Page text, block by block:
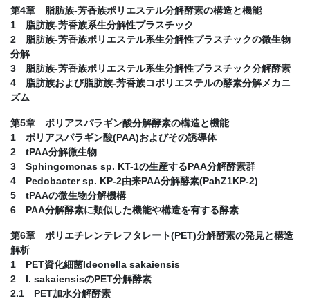
第4章 脂肪族-芳香族ポリエステル分解酵素の構造と機能
1 脂肪族-芳香族系生分解性プラスチック
2 脂肪族-芳香族ポリエステル系生分解性プラスチックの微生物
分解
3 脂肪族-芳香族ポリエステル系生分解性プラスチック分解酵素
4 脂肪族および脂肪族-芳香族コポリエステルの酵素分解メカニ
ズム
第5章 ポリアスパラギン酸分解酵素の構造と機能
1 ポリアスパラギン酸(PAA)およびその誘導体
2 tPAA分解微生物
3 Sphingomonas sp. KT-1の生産するPAA分解酵素群
4 Pedobacter sp. KP-2由来PAA分解酵素(PahZ1KP-2)
5 tPAAの微生物分解機構
6 PAA分解酵素に類似した機能や構造を有する酵素
第6章 ポリエチレンテレフタレート(PET)分解酵素の発見と構造
解析
1 PET資化細菌Ideonella sakaiensis
2 I. sakaiensisのPET分解酵素
2.1 PET加水分解酵素